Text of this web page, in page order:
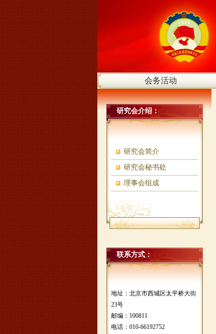
会务活动
研究会介绍：
研究会简介
研究会秘书处
理事会组成
联系方式：
地址：北京市西城区太平桥大街
23号
邮编：100811
电话：010-66192752